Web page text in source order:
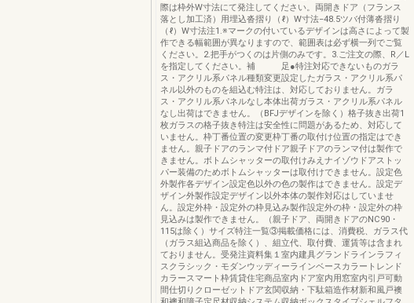
際は枠外W寸法にて発注してください。両開きドア（フランス
落とし加工済）用埋込沓摺り（ℓ）W寸法−48.5ツバ付薄沓摺り
（ℓ）W寸法注1.※マークの付いているデザインは高さによって製
作できる幅範囲が異なりますので、範囲表は必ず横一列でご覧
ください。2.把手がつくのは片側のみです。3.ご注文の際、R／L
を指定してください。補 足●特注対応できないものガラ
ス・アクリル系パネル種類変更設定したガラス・アクリル系パ
ネル以外のものを組込む特注は、対応しておりません。ガラ
ス・アクリル系パネルなし本体出荷ガラス・アクリル系パネル
なし出荷はできません。（BFJデザインを除く）格子抜き出荷1
枚ガラスの格子抜き特注は安全性に問題があるため、対応して
いません。枠丁番位置の変更枠丁番の取付け位置の指定はでき
ません。親子ドアのランマ付ドア親子ドアのランマ付は製作で
きません。ボトムシャッターの取付けみえナイゾウドアストッ
パー装備のためボトムシャッターは取付けできません。設定色
外製作各デザイン設定色以外の色の製作はできません。設定デ
ザイン外製作設定デザイン以外本体の製作対応はしていませ
ん。設定外枠・設定外の枠見込み製作設定外の枠・設定外の枠
見込みは製作できません。（親子ドア、両開きドアのNC90・
115は除く）サイズ特注一覧③掲載価格には、消費税、ガラス代
（ガラス組込商品を除く）、組立代、取付費、運賃等は含まれ
ておりません。受発注資料集１室内建具グランドラインラフィ
スクラシック・モダンウッディーラインベースカラートレンド
カラースマート枠賃貸住宅商品室内ドア室内用窓室内引戸可動
間仕切りクローゼットドア玄関収納・下駄箱造作材新和風戸襖